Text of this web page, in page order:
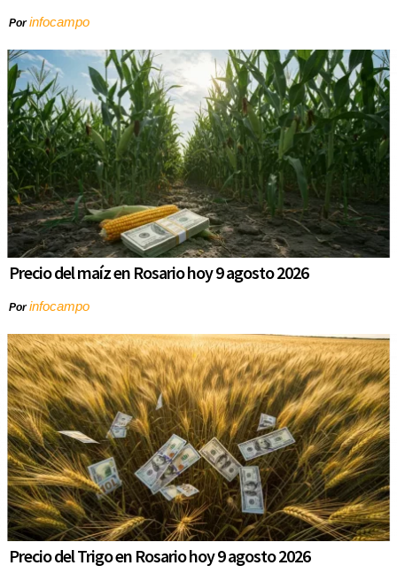
Porinfocampo
Precio del maíz en Rosario hoy 9 agosto 2026
Porinfocampo
Precio del Trigo en Rosario hoy 9 agosto 2026